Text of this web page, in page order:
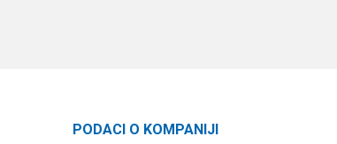
PODACI O KOMPANIJI